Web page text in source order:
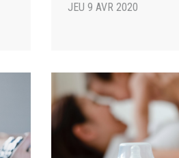
JEU 9 AVR 2020